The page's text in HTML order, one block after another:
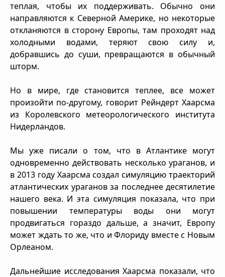
теплая, чтобы их поддерживать. Обычно они
направляются к Северной Америке, но некоторые
откланяются в сторону Европы, там проходят над
холодными водами, теряют свою силу и,
добравшись до суши, превращаются в обычный
шторм.
Но в мире, где становится теплее, все может
произойти по‑другому, говорит Рейндерт Хаарсма
из Королевского метеорологического института
Нидерландов.
Мы уже писали о том, что в Атлантике могут
одновременно действовать несколько ураганов, и
в 2013 году Хаарсма создал симуляцию траекторий
атлантических ураганов за последнее десятилетие
нашего века. И эта симуляция показала, что при
повышении температуры воды они могут
продвигаться гораздо дальше, а значит, Европу
может ждать то же, что и Флориду вместе с Новым
Орлеаном.
Дальнейшие исследования Хаарсма показали, что